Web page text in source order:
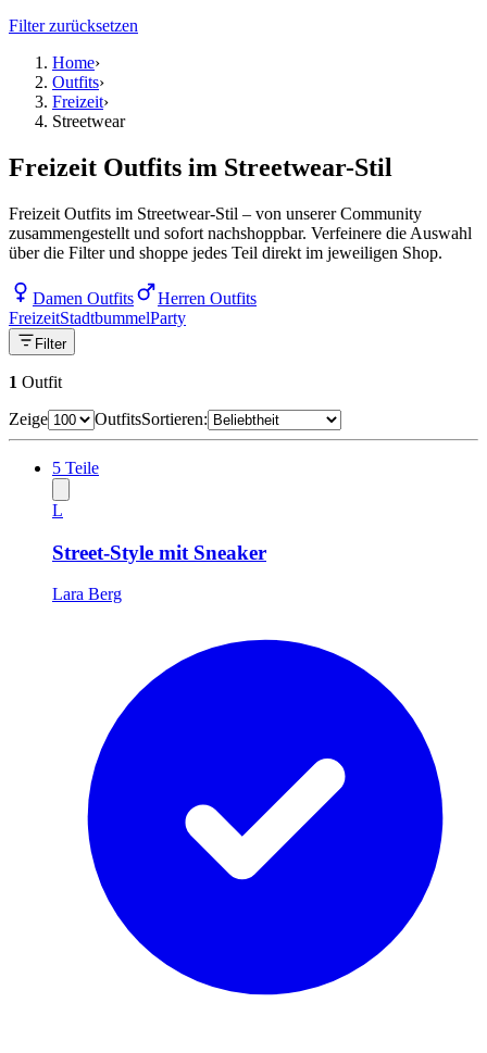
Filter zurücksetzen
Home›
Outfits›
Freizeit›
Streetwear
Freizeit Outfits im Streetwear-Stil
Freizeit Outfits im Streetwear-Stil – von unserer Community
zusammengestellt und sofort nachshoppbar. Verfeinere die Auswahl
über die Filter und shoppe jedes Teil direkt im jeweiligen Shop.
Damen Outfits
Herren Outfits
FreizeitStadtbummelParty
Filter
1 Outfit
Zeige
OutfitsSortieren:
5 Teile
L
Street-Style mit Sneaker
Lara Berg